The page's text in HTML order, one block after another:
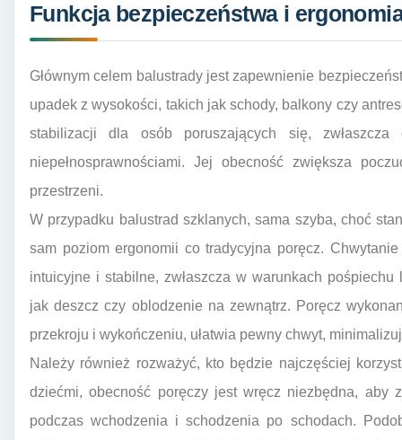
Funkcja bezpieczeństwa i
Głównym celem balustrady jest zapewnienie
upadek z wysokości, takich jak schody, balkony czy
stabilizacji dla osób poruszających się,
niepełnosprawnościami. Jej obecność zwiększa
przestrzeni.
W przypadku balustrad szklanych, sama szyba, choć
sam poziom ergonomii co tradycyjna poręcz.
intuicyjne i stabilne, zwłaszcza w warunkach
jak deszcz czy oblodzenie na zewnątrz. Poręcz
przekroju i wykończeniu, ułatwia pewny chwyt,
Należy również rozważyć, kto będzie najczęściej
dziećmi, obecność poręczy jest wręcz niezbędna, aby
podczas wchodzenia i schodzenia po schodach.